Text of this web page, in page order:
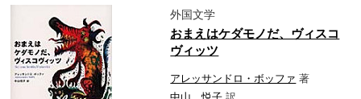
外国文学
おまえはケダモノだ、ヴィスコ
ヴィッツ
アレッサンドロ・ボッファ 著